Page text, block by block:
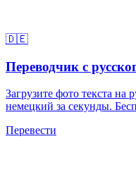
🇩🇪
Переводчик с
Загрузите фото текста
немецкий за секунды.
Перевести